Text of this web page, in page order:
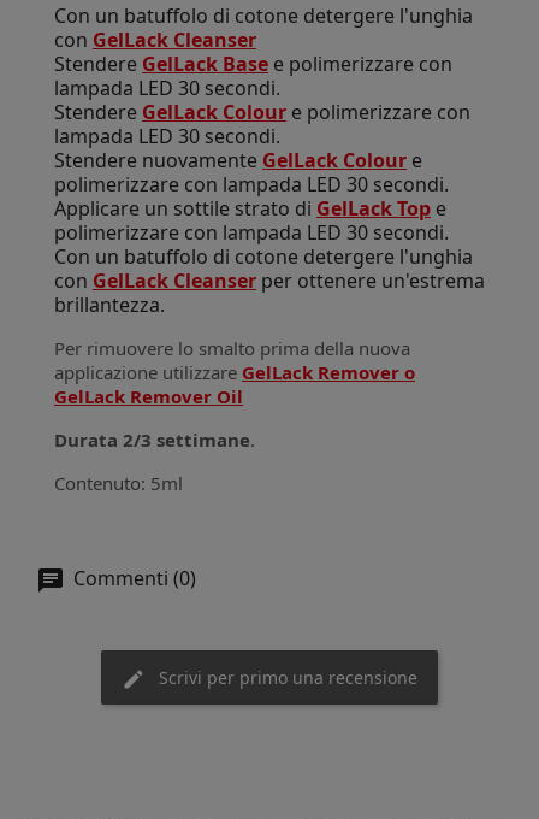
Con un batuffolo di cotone detergere l'unghia
con GelLack Cleanser
Stendere GelLack Base e polimerizzare con
lampada LED 30 secondi.
Stendere GelLack Colour e polimerizzare con
lampada LED 30 secondi.
Stendere nuovamente GelLack Colour e
polimerizzare con lampada LED 30 secondi.
Applicare un sottile strato di GelLack Top e
polimerizzare con lampada LED 30 secondi.
Con un batuffolo di cotone detergere l'unghia
con GelLack Cleanser per ottenere un'estrema
brillantezza.
Per rimuovere lo smalto prima della nuova
applicazione utilizzare GelLack Remover o
GelLack Remover Oil
Durata 2/3 settimane.
Contenuto: 5ml
Commenti (0)
Scrivi per primo una recensione